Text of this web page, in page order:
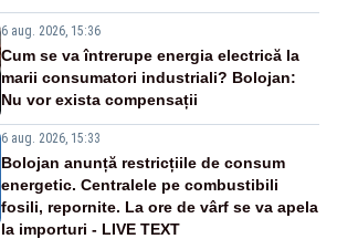
6 aug. 2026, 15:36
Cum se va întrerupe energia electrică la
marii consumatori industriali? Bolojan:
Nu vor exista compensații
6 aug. 2026, 15:33
Bolojan anunță restricțiile de consum
energetic. Centralele pe combustibili
fosili, repornite. La ore de vârf se va apela
la importuri - LIVE TEXT